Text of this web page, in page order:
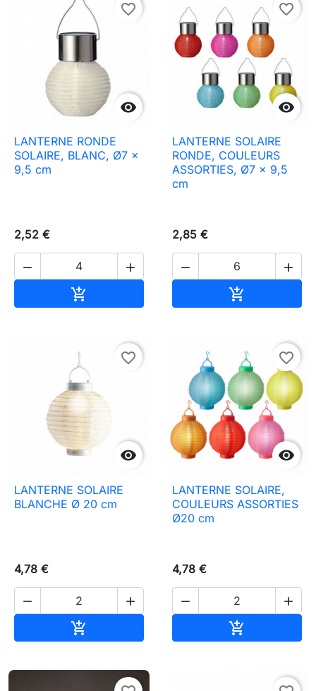

favorite_border
LANTERNE RONDE
SOLAIRE, BLANC, Ø7 x
9,5 cm
2,52 €
 


favorite_border
LANTERNE SOLAIRE
RONDE, COULEURS
ASSORTIES, Ø7 x 9,5
cm
2,85 €
 


favorite_border
LANTERNE SOLAIRE
BLANCHE Ø 20 cm
4,78 €
 


favorite_border
LANTERNE SOLAIRE,
COULEURS ASSORTIES
Ø20 cm
4,78 €
 
